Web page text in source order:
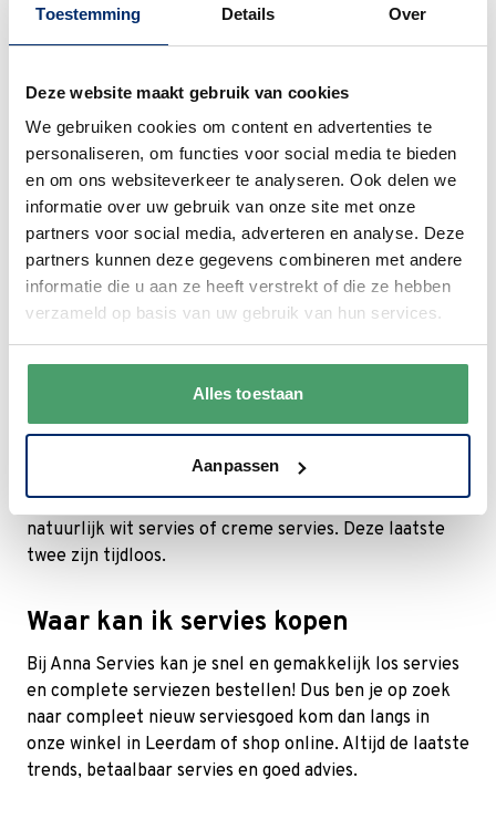
Toestemming Details Over
Deze website maakt gebruik van cookies
We gebruiken cookies om content en advertenties te
personaliseren, om functies voor social media te bieden
en om ons websiteverkeer te analyseren. Ook delen we
informatie over uw gebruik van onze site met onze
partners voor social media, adverteren en analyse. Deze
partners kunnen deze gegevens combineren met andere
informatie die u aan ze heeft verstrekt of die ze hebben
verzameld op basis van uw gebruik van hun services.
Alles toestaan
Aanpassen
Premium Bone porselein is een echte luxe
porseleinsoort met een stralend wit kleur en
tegelijkertijd prachtig dun en toch keihard.
Welke kleur servies op tafel?
De kleur van een servies heeft – als we de experts
mogen geloven– invloed op de hoeveel eten die je
opschept en de smaakbeleving. Hoe groter het
contrast tussen de kleur van het eten en het bord, des
te minder je opschept. Ook zou de kleur invloed
hebben. Heel eerlijk gezegd is dit niet onze expertise.
Ons advies om is om gewoon te kiezen voor een servies
van je mooie servies. Populaire kleuren zijn beige
servies, zwart servies en verder blauw servies en
natuurlijk wit servies of creme servies. Deze laatste
twee zijn tijdloos.
Waar kan ik servies kopen
Bij Anna Servies kan je snel en gemakkelijk los servies
en complete serviezen bestellen! Dus ben je op zoek
naar compleet nieuw serviesgoed kom dan langs in
onze winkel in Leerdam of shop online. Altijd de laatste
trends, betaalbaar servies en goed advies.